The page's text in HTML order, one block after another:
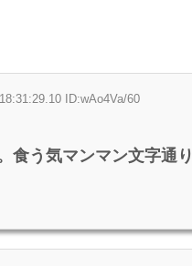
ID:wAo4Va/60
食う気マンマン文字通り